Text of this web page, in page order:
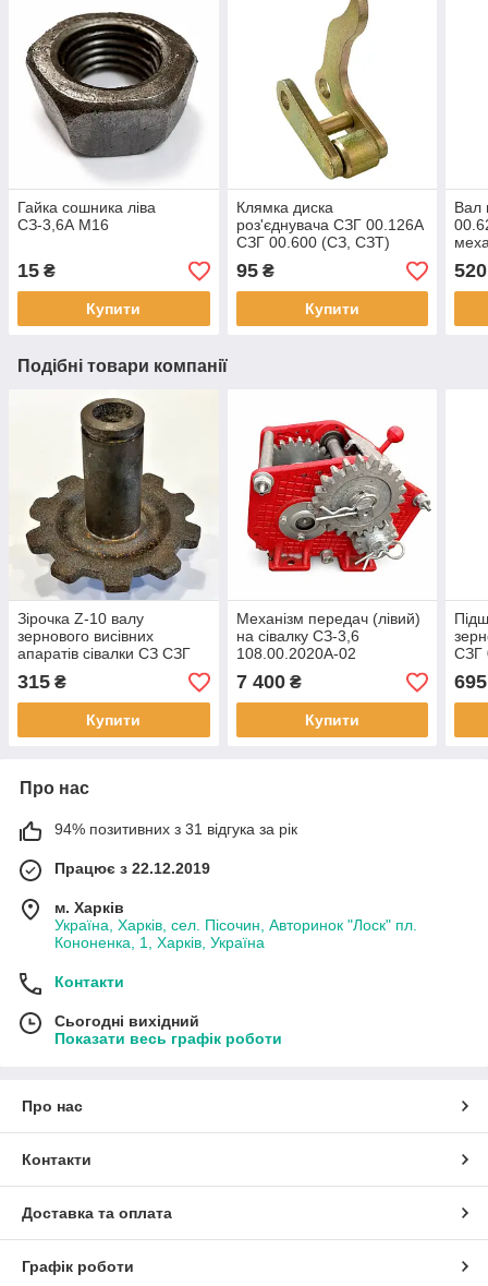
Гайка сошника ліва
СЗ-3,6А М16
15 ₴
Купити
Клямка диска
роз'єднувача СЗГ 00.126А
СЗГ 00.600 (СЗ, СЗТ)
95₴
Купити
Вал
520
Подібні товари компанії
Зірочка Z-10 валу
зернового висівних
апаратів сівалки СЗ СЗГ
315 ₴
Купити
Механізм передач (лівий)
на сівалку СЗ-3,6
108.00.2020А-02
7 400₴
Купити
СЗГ
695
Про нас
94% позитивних з 31 відгука за рік
Працює з 22.12.2019
м. Харків
Україна, Харків, сел. Пісочин, Авторинок "Лоск" пл.
Кононенка, 1, Харків, Україна
Контакти
Сьогодні вихідний
Показати весь графік роботи
Про нас
Контакти
Доставка та оплата
Графік роботи